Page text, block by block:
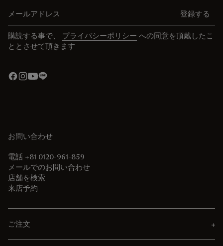
登録する
購読する事で、 プライバシーポリシー への同意を頂戴したこ
ととさせて頂きます
お問い合わせ
電話 +81 0120-961-859
メールでのお問い合わせ
店舗を検索
来店予約
ご注文